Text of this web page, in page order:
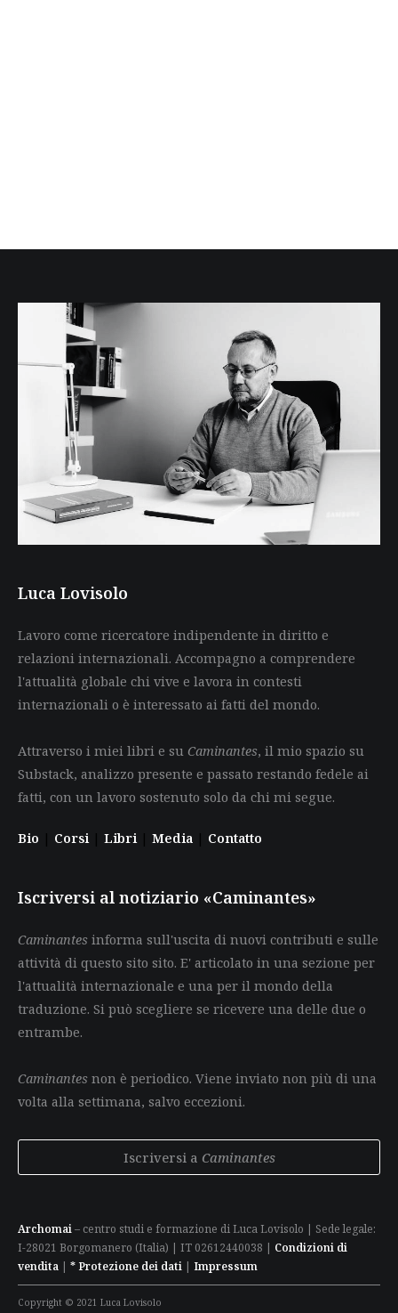
Luca Lovisolo
Lavoro come ricercatore indipendente in diritto e
relazioni internazionali. Accompagno a comprendere
l'attualità globale chi vive e lavora in contesti
internazionali o è interessato ai fatti del mondo.
Attraverso i miei libri e su Caminantes, il mio spazio su
Substack, analizzo presente e passato restando fedele ai
fatti, con un lavoro sostenuto solo da chi mi segue.
Bio | Corsi | Libri | Media | Contatto
Iscriversi al notiziario «Caminantes»
Caminantes informa sull'uscita di nuovi contributi e sulle
attività di questo sito sito. E' articolato in una sezione per
l'attualità internazionale e una per il mondo della
traduzione. Si può scegliere se ricevere una delle due o
entrambe.
Caminantes non è periodico. Viene inviato non più di una
volta alla settimana, salvo eccezioni.
Iscriversi a Caminantes
Archomai– centro studi e formazione di Luca Lovisolo | Sede legale:
I-28021 Borgomanero (Italia) | IT 02612440038 | Condizioni di
vendita | * Protezione dei dati | Impressum
Copyright © 2021 Luca Lovisolo